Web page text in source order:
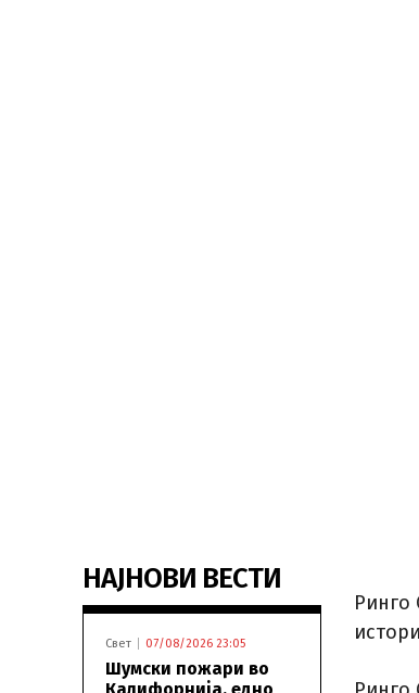
НАЈНОВИ ВЕСТИ
Свет 07/08/2026 23:05
Шумски пожари во
Ринго